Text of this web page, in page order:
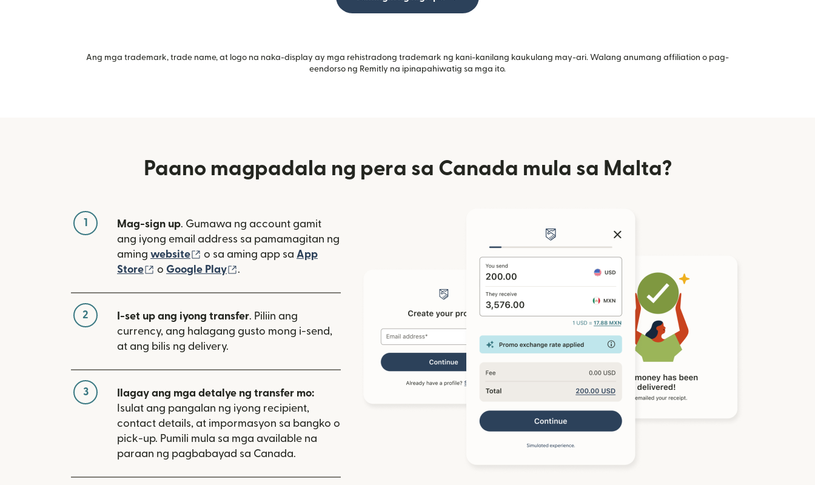
Ang mga trademark, trade name, at logo na naka-display ay mga rehistradong trademark ng kani-kanilang kaukulang may-ari. Walang anumang affiliation o pag-
eendorso ng Remitly na ipinapahiwatig sa mga ito.
Paano magpadala ng pera sa Canada mula sa Malta?
1 Mag-sign up. Gumawa ng account gamit
ang iyong email address sa pamamagitan ng
aming website (bubukas sa bagong window)
o sa aming app sa App
Store
(bubukas sa bagong window)
o Google Play .
2 I-set up ang iyong transfer. Piliin ang
currency, ang halagang gusto mong i-send,
at ang bilis ng delivery.
3
Ilagay ang mga detalye ng transfer mo:
Isulat ang pangalan ng iyong recipient,
contact details, at impormasyon sa bangko o
pick-up. Pumili mula sa mga available na
paraan ng pagbabayad sa Canada.